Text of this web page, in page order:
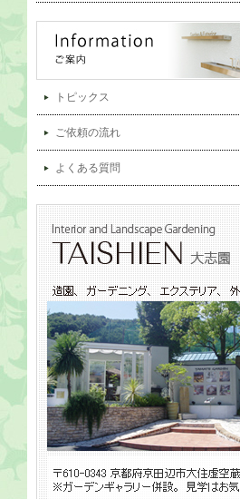
トピックス
ご依頼の流れ
よくある質問